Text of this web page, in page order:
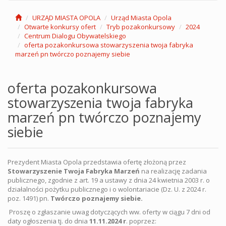
URZĄD MIASTA OPOLA
Urząd Miasta Opola
Otwarte konkursy ofert
Tryb pozakonkursowy
2024
Centrum Dialogu Obywatelskiego
oferta pozakonkursowa stowarzyszenia twoja fabryka
marzeń pn twórczo poznajemy siebie
oferta pozakonkursowa
stowarzyszenia twoja fabryka
marzeń pn twórczo poznajemy
siebie
Prezydent Miasta Opola przedstawia ofertę złożoną przez
Stowarzyszenie Twoja Fabryka Marzeń na realizację zadania
publicznego, zgodnie z art. 19 a ustawy z dnia 24 kwietnia 2003 r. o
działalności pożytku publicznego i o wolontariacie (Dz. U. z 2024 r.
poz. 1491) pn. Twórczo poznajemy siebie.
Proszę o zgłaszanie uwag dotyczących ww. oferty w ciągu 7 dni od
daty ogłoszenia tj. do dnia 11.11.2024 r. poprzez: